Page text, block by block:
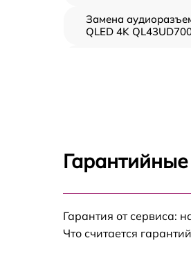
Замена
QLED 4K
QLED 4K
QLED 4K
Прошивка блока
43" QLED 4K
Гарантия от сервиса:
Что считается